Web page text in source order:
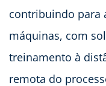
contribuindo para
máquinas, com
treinamento à
remota do